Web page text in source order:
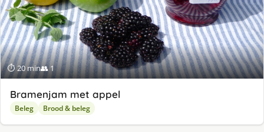
⏱ 20 min👥 1
Bramenjam met appel
Beleg Brood & beleg